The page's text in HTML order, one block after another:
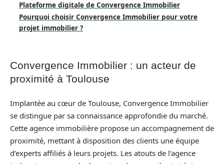
Plateforme digitale de Convergence Immobilier
Pourquoi choisir Convergence Immobilier pour votre
projet immobilier ?
Convergence Immobilier : un acteur de
proximité à Toulouse
Implantée au cœur de Toulouse, Convergence Immobilier
se distingue par sa connaissance approfondie du marché.
Cette agence immobilière propose un accompagnement de
proximité, mettant à disposition des clients une équipe
d’experts affiliés à leurs projets. Les atouts de l’agence